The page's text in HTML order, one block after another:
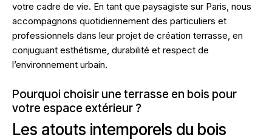
votre cadre de vie. En tant que paysagiste sur Paris, nous
accompagnons quotidiennement des particuliers et
professionnels dans leur projet de création terrasse, en
conjuguant esthétisme, durabilité et respect de
l’environnement urbain.
Pourquoi choisir une terrasse en bois pour
votre espace extérieur ?
Les atouts intemporels du bois